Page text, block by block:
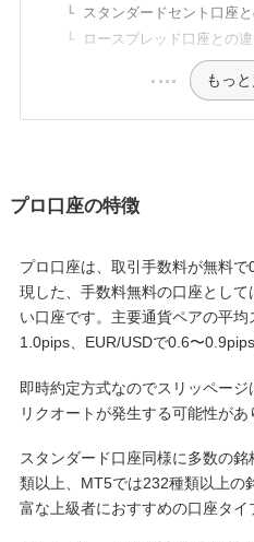
スタンダードセント口座
ロースプレッド口座との
もっ
プロ口座の特徴
プロ口座は、取引手数料が無料
現した、手数料無料の口座とし
い口座です。主要通貨ペアの平
1.0pips、EUR/USDで0.6〜0.9pips
即時約定方式なのでスリッペー
リクオートが発生する可能性があ
スタンダード口座同様に多数の
類以上、MT5では232種類以上の
富な上級者におすすめの口座タイ